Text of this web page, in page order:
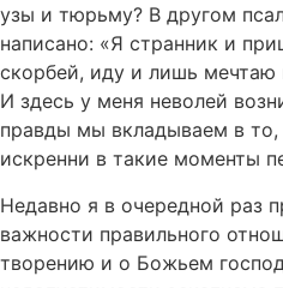
узы и тюрьму? В другом
написано: «Я странник и
скорбей, иду и лишь
И здесь у меня неволей
правды мы вкладываем в
искренни в такие моменты
Недавно я в очередной раз
важности правильного
творению и о Божьем